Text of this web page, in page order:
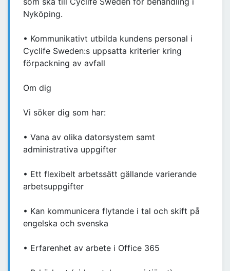
Nyköping.
• Kommunikativt utbilda kundens personal i
Cyclife Sweden:s uppsatta kriterier kring
förpackning av avfall
Om dig
Vi söker dig som har:
• Vana av olika datorsystem samt
administrativa uppgifter
• Ett flexibelt arbetssätt gällande varierande
arbetsuppgifter
• Kan kommunicera flytande i tal och skift på
engelska och svenska
• Erfarenhet av arbete i Office 365